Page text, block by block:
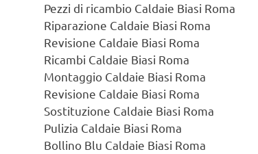
Pezzi di ricambio Caldaie Biasi Roma
Riparazione Caldaie Biasi Roma
Revisione Caldaie Biasi Roma
Ricambi Caldaie Biasi Roma
Montaggio Caldaie Biasi Roma
Revisione Caldaie Biasi Roma
Sostituzione Caldaie Biasi Roma
Pulizia Caldaie Biasi Roma
Bollino Blu Caldaie Biasi Roma